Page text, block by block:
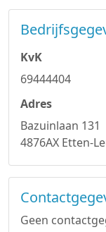
KvK
69444404
Adres
Bazuinlaan 131
4876AX Etten-
Geen